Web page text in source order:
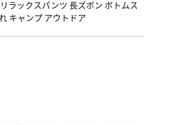
ラックスパンツ 長ズボン ボトムス
キャンプ アウトドア